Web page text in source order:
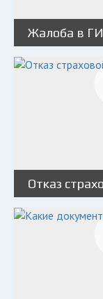
Жалоба в